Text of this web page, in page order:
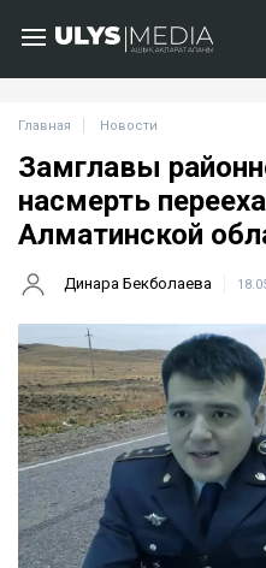
Главная Новости
Замглавы
насмерть
Алматинской
Динара Бекболаева